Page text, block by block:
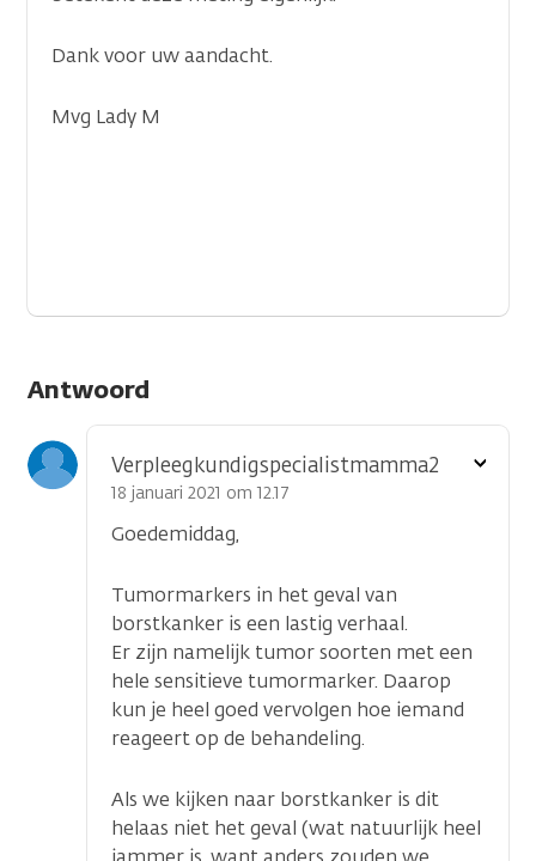
Dank voor uw aandacht.
Mvg Lady M
Antwoord
Verpleegkundigspecialistmamma2
18 januari 2021 om 12.17
Goedemiddag,
Tumormarkers in het geval van
borstkanker is een lastig verhaal.
Er zijn namelijk tumor soorten met een
hele sensitieve tumormarker. Daarop
kun je heel goed vervolgen hoe iemand
reageert op de behandeling.
Als we kijken naar borstkanker is dit
helaas niet het geval (wat natuurlijk heel
Toon